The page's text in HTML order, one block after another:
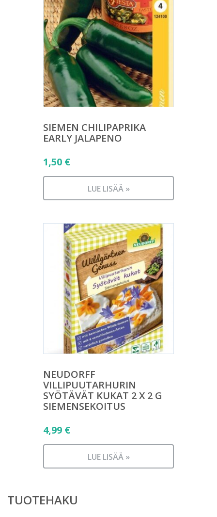
SIEMEN CHILIPAPRIKA
EARLY JALAPENO
1,50 €
LUE LISÄÄ »
NEUDORFF
VILLIPUUTARHURIN
SYÖTÄVÄT KUKAT 2 X 2 G
SIEMENSEKOITUS
4,99 €
LUE LISÄÄ »
TUOTEHAKU